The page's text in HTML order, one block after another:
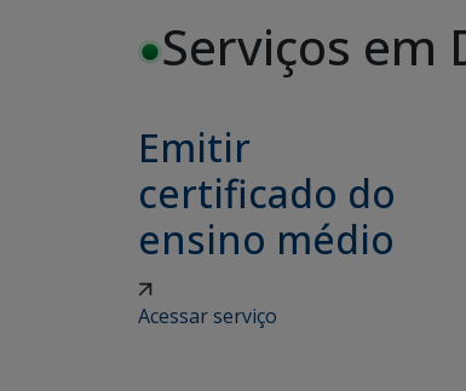
Serviços em
Emitir
certificado do
ensino médio
Acessar serviço